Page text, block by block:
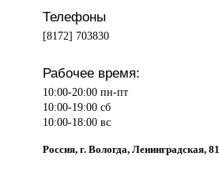
Телефоны
[8172] 703830
Рабочее время:
10:00-20:00 пн-пт
10:00-19:00 сб
10:00-18:00 вс
Россия, г. Вологда, Ленинградская, 81